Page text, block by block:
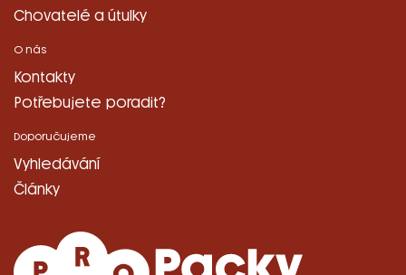
Chovatelé a útulky
O nás
Kontakty
Potřebujete poradit?
Doporučujeme
Vyhledávání
Články